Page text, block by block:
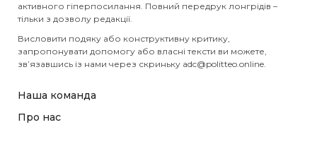
активного гіперпосилання. Повний передрук лонгрідів –
тільки з дозволу редакції.
Висловити подяку або конструктивну критику,
запропонувати допомогу або власні тексти ви можете,
зв’язавшись із нами через скриньку adc@politteo.online.
Наша команда
Про нас